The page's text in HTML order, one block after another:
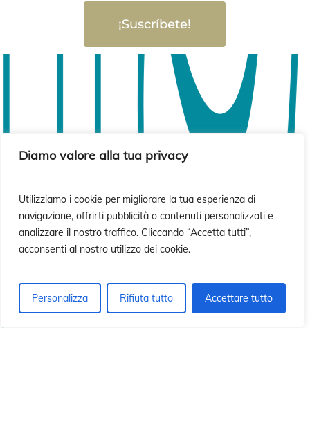
Diamo valore alla tua privacy
Utilizziamo i cookie per migliorare la tua esperienza di
navigazione, offrirti pubblicità o contenuti personalizzati e
analizzare il nostro traffico. Cliccando “Accetta tutti”,
acconsenti al nostro utilizzo dei cookie.
Personalizza Rifiuta tutto Accettare tutto
¡Suscríbete!